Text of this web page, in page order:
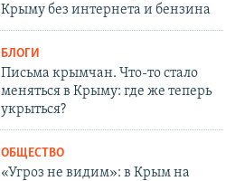
Крыму без интернета и бензина
БЛОГИ
Письма крымчан. Что-то стало
меняться в Крыму: где же теперь
укрыться?
ОБЩЕСТВО
«Угроз не видим»: в Крым на